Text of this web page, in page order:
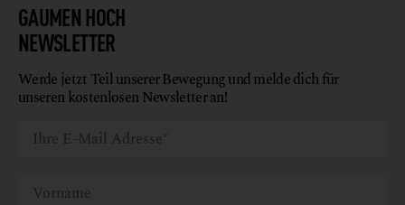
GAUMEN HOCH
NEWSLETTER
Werde jetzt Teil unserer Bewegung und melde dich für
unseren kostenlosen Newsletter an!